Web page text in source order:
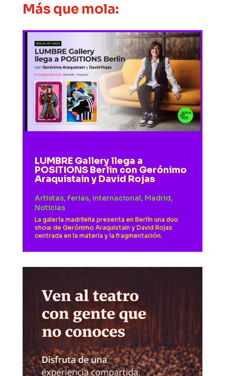
Más que mola:
LUMBRE Gallery llega a
POSITIONS Berlin con Gerónimo
Araquistain y David Rojas
Artistas, Ferias, Internacional, Madrid,
Noticias
La galería madrileña presenta en Berlín una duo
show de Gerónimo Araquistain y David Rojas
centrada en la materia y la fragmentación.